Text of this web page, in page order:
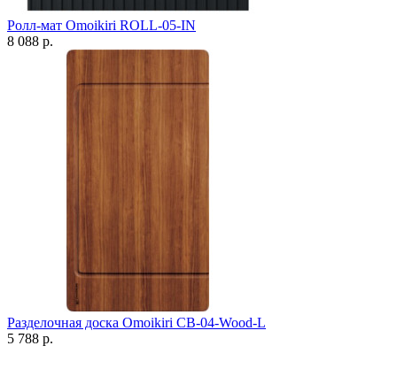
Ролл-мат Omoikiri ROLL-05-IN
8 088 р.
Разделочная доска Omoikiri CB-04-Wood-L
5 788 р.